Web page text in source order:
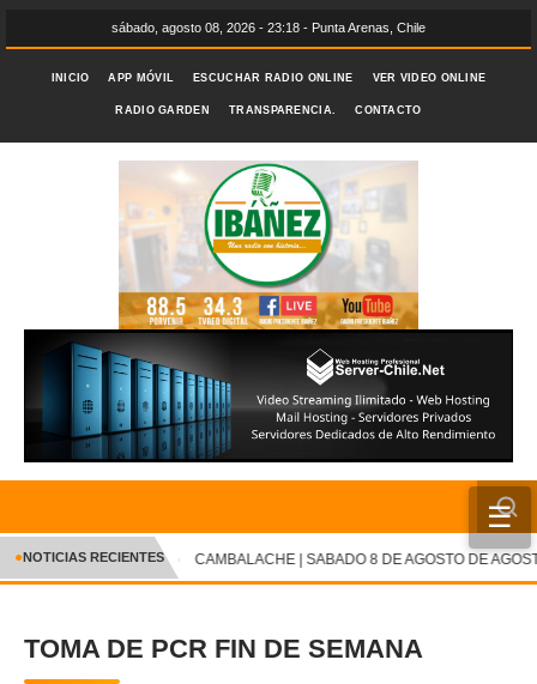
sábado, agosto 08, 2026 - 23:18 - Punta Arenas, Chile
INICIO APP MÓVIL ESCUCHAR RADIO ONLINE VER VIDEO ONLINE
RADIO GARDEN TRANSPARENCIA. CONTACTO
☰
INICIO
CRÓNICA
DEPORTES ✕
●NOTICIAS RECIENTES CAMBALACHE | SABADO 8 DE AGOSTO DE
TOMA DE PCR FIN DE SEMANA